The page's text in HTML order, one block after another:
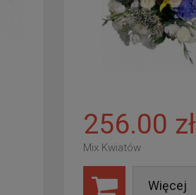
256.00 zł
Mix Kwiatów
Więcej